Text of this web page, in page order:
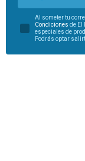
Al someter tu
Condiciones de El
especiales de
Podrás optar